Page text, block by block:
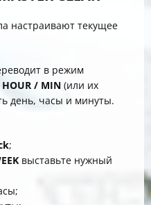
настраивают текущее
в режим
HOUR / MIN (или их
день, часы и минуты.
;
выставьте нужный